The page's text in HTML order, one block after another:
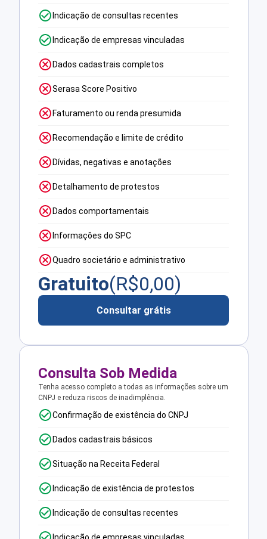
Indicação de consultas recentes
Indicação de empresas vinculadas
Dados cadastrais completos
Serasa Score Positivo
Faturamento ou renda presumida
Recomendação e limite de crédito
Dívidas, negativas e anotações
Detalhamento de protestos
Dados comportamentais
Informações do SPC
Quadro societário e administrativo
Gratuito(R$0,00)
Consultar grátis
Consulta Sob Medida
Tenha acesso completo a todas as informações sobre um
CNPJ e reduza riscos de inadimplência.
Confirmação de existência do CNPJ
Dados cadastrais básicos
Situação na Receita Federal
Indicação de existência de protestos
Indicação de consultas recentes